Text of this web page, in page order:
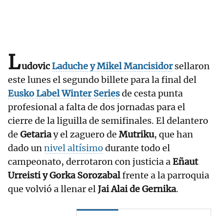
LudovicLaducheyMikel Mancisidorsellaron
este lunes el segundo billete para la final del
Eusko Label Winter Seriesde cesta punta
profesional a falta de dos jornadas para el
cierre de la liguilla de semifinales. El delantero
de Getariay el zaguero de Mutriku, que han
dado unnivel altísimo durante todo el
campeonato, derrotaron con justicia aEñaut
Urreisti y Gorka Sorozabalfrente a la parroquia
que volvió a llenar elJai Alai de Gernika.